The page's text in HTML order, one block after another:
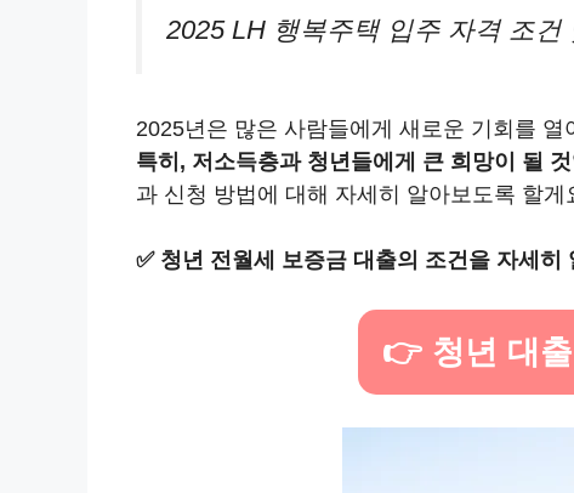
2025 LH 행복주택 입주 자격 조건
2025년은 많은 사람들에게 새로운 기회를
특히, 저소득층과 청년들에게 큰 희망이 될
과 신청 방법에 대해 자세히 알아보도록 할게
✅ 청년 전월세 보증금 대출의 조건을 자세히
👉 청년 대출